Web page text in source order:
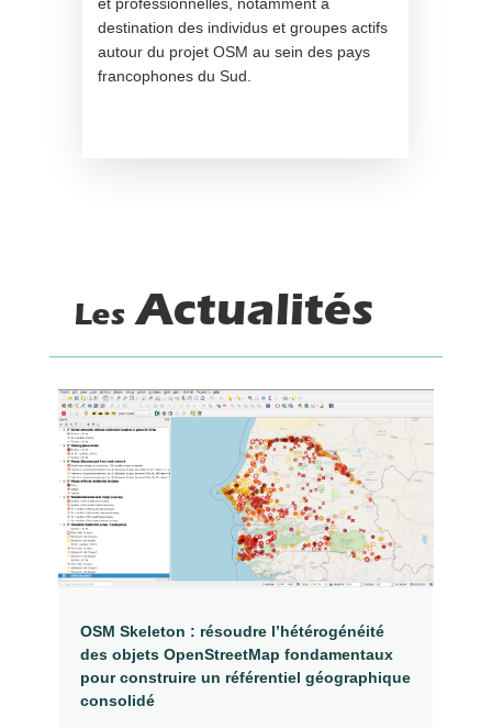
et professionnelles, notamment à
destination des individus et groupes actifs
autour du projet OSM au sein des pays
francophones du Sud.
LesActualités
OSM Skeleton : résoudre l’hétérogénéité
des objets OpenStreetMap fondamentaux
pour construire un référentiel géographique
consolidé